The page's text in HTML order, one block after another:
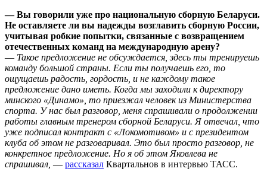
— Вы говорили уже про национальную сборную Беларуси.
Не оставляете ли вы надежды возглавить сборную России,
учитывая робкие попытки, связанные с возвращением
отечественных команд на международную арену?
— Такое предложение не обсуждается, здесь ты тренируешь
команду большой страны. Если ты получаешь его, то
ощущаешь радость, гордость, и не каждому такое
предложение дано иметь. Когда мы заходили к директору
минского «Динамо», то приезжал человек из Министерства
спорта. У нас был разговор, меня спрашивали о продолжении
работы главным тренером сборной Беларуси. Я отвечал, что
уже подписал контракт с «Локомотивом» и с президентом
клуба об этом не разговаривал. Это был просто разговор, не
конкретное предложение. Но я об этом Яковлева не
спрашивал, — рассказал Квартальнов в интервью ТАСС.